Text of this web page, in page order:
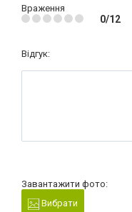
Враження
0/12
Відгук:
Завантажити фото:
Вибрати